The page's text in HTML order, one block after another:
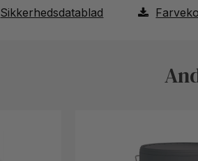
Sikkerhedsdatablad